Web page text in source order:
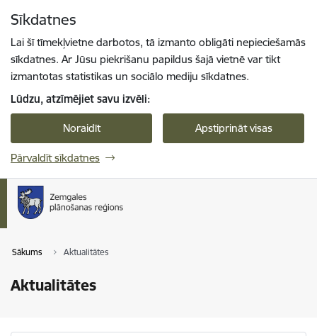
Sīkdatnes
Lai šī tīmekļvietne darbotos, tā izmanto obligāti nepieciešamās
sīkdatnes. Ar Jūsu piekrišanu papildus šajā vietnē var tikt
izmantotas statistikas un sociālo mediju sīkdatnes.
Lūdzu, atzīmējiet savu izvēli:
Noraidīt Apstiprināt visas
Pārvaldīt sīkdatnes
Sākums Aktualitātes
Aktualitātes